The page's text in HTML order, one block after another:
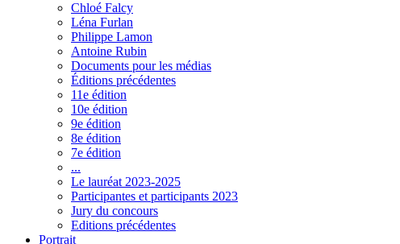
Chloé Falcy
Léna Furlan
Philippe Lamon
Antoine Rubin
Documents pour les médias
Éditions précédentes
11e édition
10e édition
9e édition
8e édition
7e édition
...
Le lauréat 2023-2025
Participantes et participants 2023
Jury du concours
Editions précédentes
Portrait